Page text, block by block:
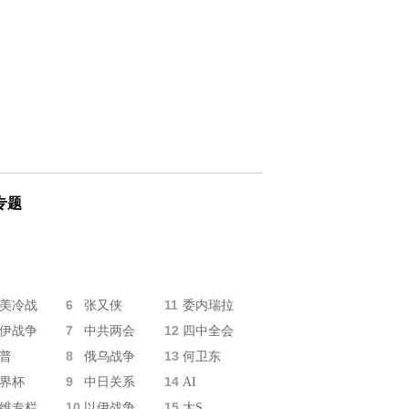
题
冷战 6 张又侠 11 委内瑞拉
战争
7 中共两会 12 四中全会
8 俄乌战争 13 何卫东
杯
9 中日关系 14 AI